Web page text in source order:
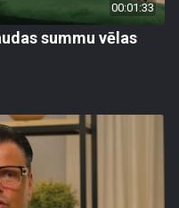
00:01:33
summu vēlas